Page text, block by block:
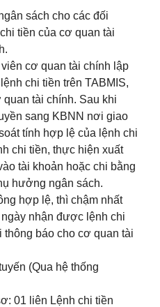
sách cho các đối
tiền của cơ quan tài
cơ quan tài chính lập
chi tiền trên TABMIS,
tài chính. Sau khi
sang KBNN nơi giao
tính hợp lệ của lệnh chi
chi tiền, thực hiện xuất
tài khoản hoặc chi bằng
hưởng ngân sách.
hợp lệ, thì chậm nhất
nhận được lệnh chi
báo cho cơ quan tài
(Qua hệ thống
01 liên Lệnh chi tiền